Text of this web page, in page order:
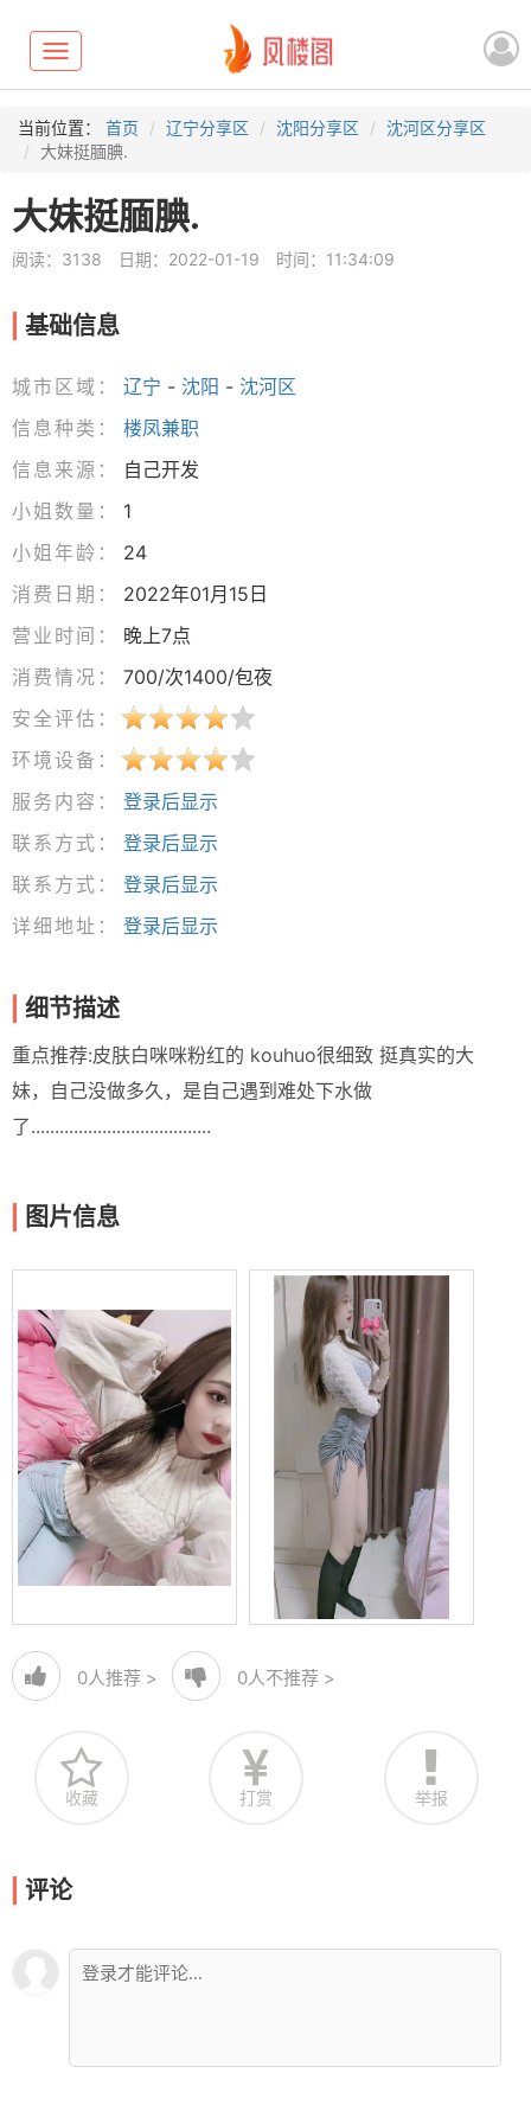
Toggle
navigation
当前位置： 首页 辽宁分享区 沈阳分享区
沈河区分享区
大妹挺腼腆.
大妹挺腼腆.
阅读：3138 日期：2022-01-19 时间：11:34:09
基础信息
城市区域： 辽宁 - 沈阳 - 沈河区
信息种类：
楼凤兼职
信息来源：
自己开发
小姐数量：
1
小姐年龄：
24
消费日期：
2022年01月15日
营业时间：
晚上7点
消费情况：
700/次1400/包夜
安全评估：
环境设备：
服务内容：
登录后显示
联系方式：
登录后显示
联系方式：
登录后显示
详细地址：
登录后显示
细节描述
重点推荐:皮肤白咪咪粉红的 kouhuo很细致 挺真实的大
妹，自己没做多久，是自己遇到难处下水做
了......................................
图片信息
0人推荐 > 0人不推荐 >
收藏 打赏 举报
评论